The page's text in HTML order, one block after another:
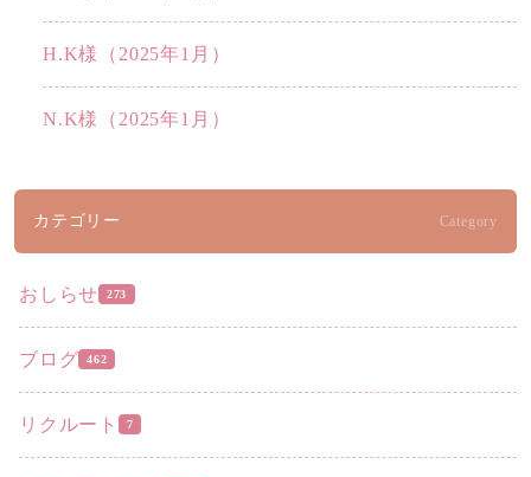
H.K様（2025年1月）
N.K様（2025年1月）
カテゴリー Category
おしらせ 273
ブログ 462
リクルート 7